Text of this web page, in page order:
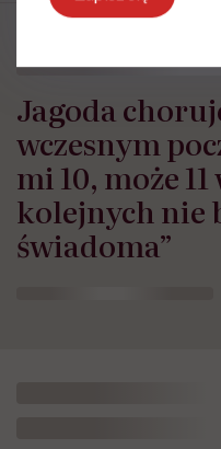
Jagoda
wczesnym
mi 10, może
kolejnych nie
świadoma”